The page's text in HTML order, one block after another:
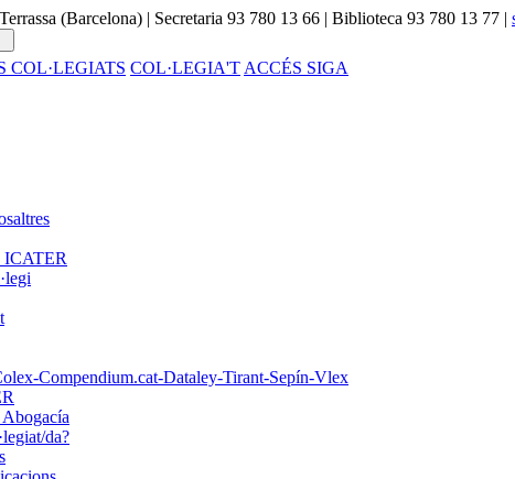
(Barcelona) | Secretaria 93 780 13 66 | Biblioteca 93 780 13 77 |
COL·LEGIATS COL·LEGIA'T ACCÉS SIGA
ICATER
Compendium.cat-Dataley-Tirant-Sepín-Vlex
da?